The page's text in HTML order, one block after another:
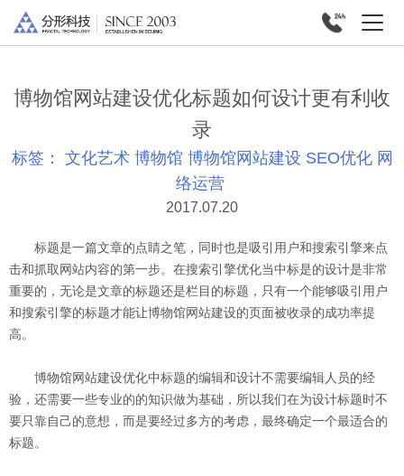
博物馆网站建设优化标题如何设计更有利收
录
标签： 文化艺术 博物馆 博物馆网站建设 SEO优化 网
络运营
2017.07.20
标题是一篇文章的点睛之笔，同时也是吸引用户和搜索引擎来点
击和抓取网站内容的第一步。在搜索引擎优化当中标是的设计是非常
重要的，无论是文章的标题还是栏目的标题，只有一个能够吸引用户
和搜索引擎的标题才能让博物馆网站建设的页面被收录的成功率提
高。
博物馆网站建设优化中标题的编辑和设计不需要编辑人员的经
验，还需要一些专业的的知识做为基础，所以我们在为设计标题时不
要只靠自己的意想，而是要经过多方的考虑，最终确定一个最适合的
标题。